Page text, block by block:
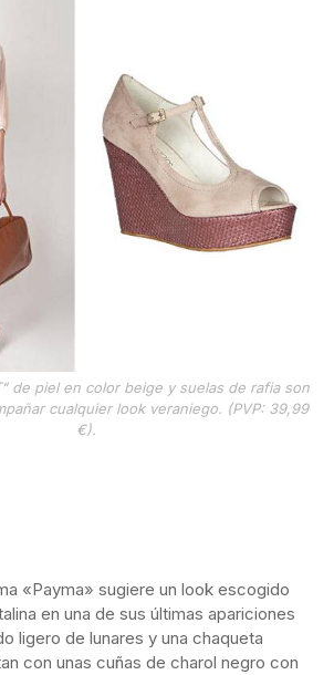
de piel en color beige y suelas de rafia son
cualquier look veraniego. (PVP: 39,99
€).
«Payma» sugiere un look escogido
en una de sus últimas apariciones
ligero de lunares y una chaqueta
con unas cuñas de charol negro con